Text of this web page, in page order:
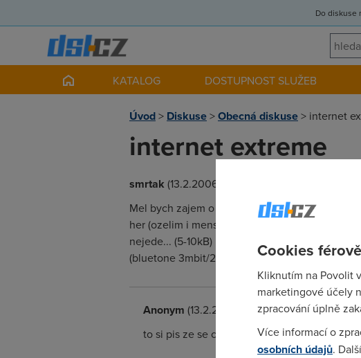
Do diskuse
KATALOG DOSTUPNOST SLUŽEB
Úvod> Diskuse>Obecná diskuse> internet
internet extreme
smrtak (13.2.2006 20:54:02)
Mel bych zajem o tuto sluzbu. Budu vdecny
her (ozelim i mensi vypadky ve spicce, ale
nejede... (5-10kB) Predpokladam, ze s
(bluetone 3mbit/20GB limit) Diky za nazor
Anonym (13.2.2006 21:06:07)
to si pis ze se chova divne 3 mb extreme
Cookies
Kliknutím na Povolit
marketingové účely
zpracování úplně
Více informací o
osobních údajů.